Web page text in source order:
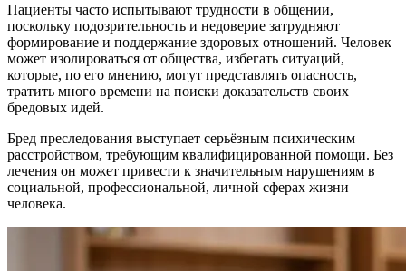
Пациенты часто испытывают трудности в общении,
поскольку подозрительность и недоверие затрудняют
формирование и поддержание здоровых отношений. Человек
может изолироваться от общества, избегать ситуаций,
которые, по его мнению, могут представлять опасность,
тратить много времени на поиски доказательств своих
бредовых идей.
Бред преследования выступает серьёзным психическим
расстройством, требующим квалифицированной помощи. Без
лечения он может привести к значительным нарушениям в
социальной, профессиональной, личной сферах жизни
человека.